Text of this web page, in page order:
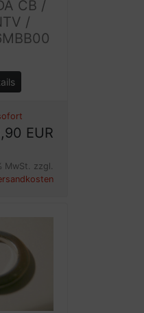
CB /
/
EUR
MwSt. zzgl.